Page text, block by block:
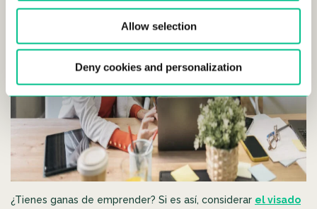
Allow selection
Deny cookies and personalization
¿Tienes ganas de emprender? Si es así, considerar el visado